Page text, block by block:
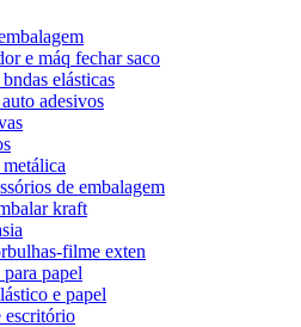
e máq fechar saco
elásticas
adesivos
de embalagem
kraft
filme exten
papel
e papel
escritório